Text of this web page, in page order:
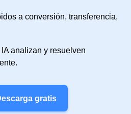
a conversión, transferencia,
analizan y resuelven
gratis